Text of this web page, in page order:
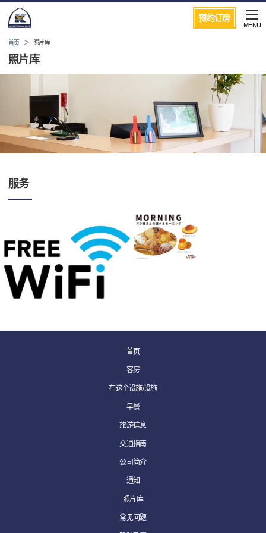
预约订房
MENU
首页 照片库
照片库
服务
首页
客房
在这个设施/设施
早餐
旅游信息
交通指南
公司简介
通知
照片库
常见问题